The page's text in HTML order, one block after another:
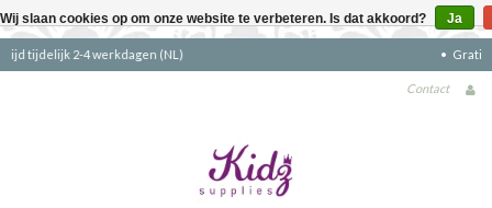
Gratis verzending boven €90 (NL)
Contact
Wij slaan cookies op om onze website te verbeteren. Is dat akkoord? Ja